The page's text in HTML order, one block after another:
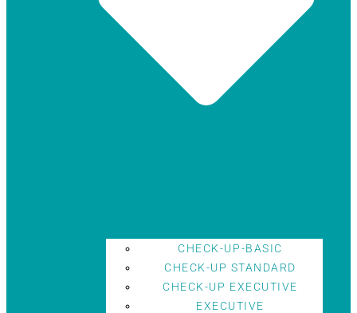
CHECK-UP-BASIC
CHECK-UP STANDARD
CHECK-UP EXECUTIVE
EXECUTIVE